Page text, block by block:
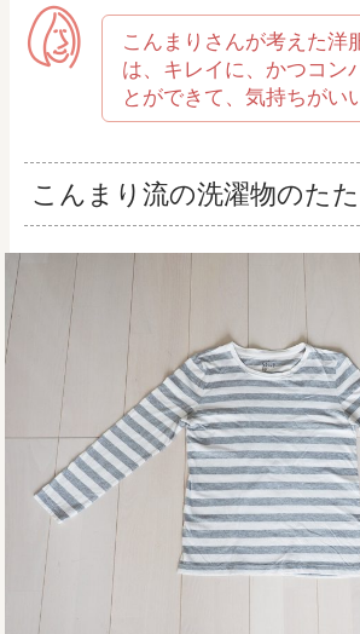
こんまりさんが考えた洋
は、キレイに、かつコン
とができて、気持ちがい
こんまり流の洗濯物のた